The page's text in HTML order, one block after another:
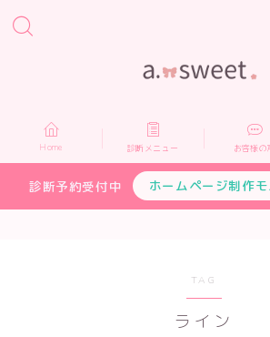
Home
診断メニュー
Home 診断メニュー お客様の
診断予約受付中 ホームページ制作
TAG
ライン